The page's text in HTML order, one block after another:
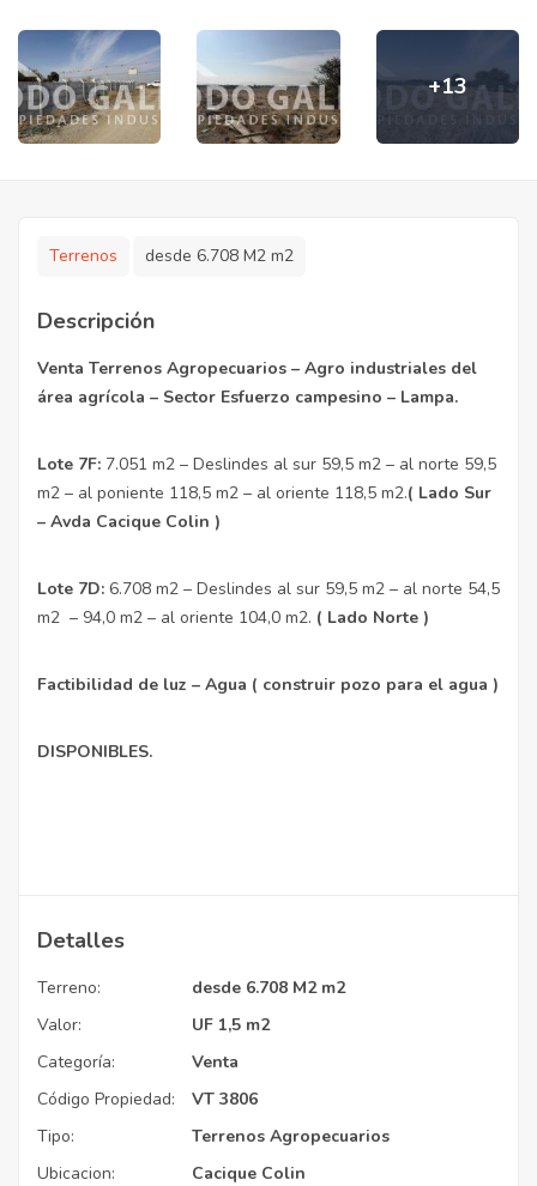
+13
Terrenos desde 6.708 M2 m2
Descripción
Venta Terrenos Agropecuarios – Agro industriales del
área agrícola – Sector Esfuerzo campesino – Lampa.
Lote 7F: 7.051 m2 – Deslindes al sur 59,5 m2 – al norte 59,5
m2 – al poniente 118,5 m2 – al oriente 118,5 m2.( Lado Sur
– Avda Cacique Colin )
Lote 7D: 6.708 m2 – Deslindes al sur 59,5 m2 – al norte 54,5
m2 – 94,0 m2 – al oriente 104,0 m2. ( Lado Norte )
Factibilidad de luz – Agua ( construir pozo para el agua )
DISPONIBLES.
Detalles
Terreno:
desde 6.708 M2 m2
Valor:
UF 1,5 m2
Categoría:
Venta
Código Propiedad:
VT 3806
Tipo:
Terrenos Agropecuarios
Ubicacion:
Cacique Colin